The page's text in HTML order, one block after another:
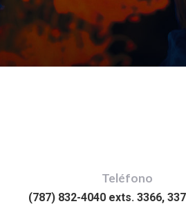
Teléfono
(787) 832-4040 exts. 3366,